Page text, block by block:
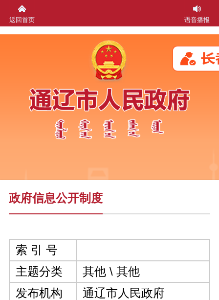
返回首页 语音播报
政府信息公开制度
索 引 号
主题分类
其他 \ 其他
发布机构
通辽市人民政府